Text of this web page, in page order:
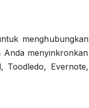
menghubungkan
menyinkronkan
Toodledo, Evernote,